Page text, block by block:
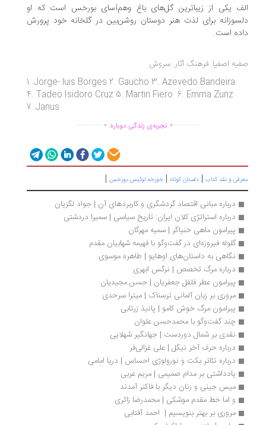
یکی از زیباترین گل‌های باغ وهم‌آسای بورخس است که او
برای لذت هنر دوستان روشن‌بین در گلخانه خود پرورش
است.
اصفیا. فرهنگ آثار. سروش
1. Jorge- luis Borges 2. Gaucho 3. Azevedo Bandeira
4. Tadeo Isidoro Cruz 5. Martin Fiero 6. Emma Zunz
7. Janus
................تجربه‌ی زندگی دوباره ...............
و نقد کتاب|داستان کوتاه|خورخه لوئیس بورخس|
درباره مبانی اقتصاد گردشگری و کاربردهای آن | جواد لگزیان
درباره استراتژی کلان ایران: تاریخ سیاسی | سمیرا دردشتی
پیرامون ماهی خنیاگر | سمیه مهرگان
گلوله فیروزه‌ای در گفت‌وگو با فهیمه شهابیان مقدم
نگاهی به داستان‌های اوهایو | طاهره موسوی
درباره مرگ تخصص | نرگس ابهری
پیرامون عطر فلفل جعفریان | حسن مجیدیان
مروری بر زبان آلمانی ترسناک | میترا سرحدی
پیرامون مرگ خوش کامو | پانیذ زرتابی
چند‌ گفت‌وگو با محمد‌حسن علوان
نقدی بر شمال دوردست | جهانگیر شهلایی
درباره حرف آخر نیگل | علی غزالی‌فر
درباره تئاتر بکت و نورولوژی احساس | دریا امامی
یادداشتی بر مدام صمیمی | مریم عربی
میس جینی و زنان دیگر با فاکنر آمدند
و اما خط مقدم موشکی | محمدرضا زائری
مروری بر بهتر بنویسیم |  احمد آفتابی